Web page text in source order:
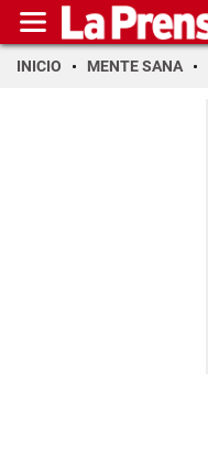
INICIO MENTE SANA